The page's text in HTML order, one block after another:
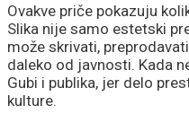
Ovakve priče pokazuju
Slika nije samo estetski
može skrivati,
daleko od javnosti. Kada
Gubi i publika, jer delo
kulture.